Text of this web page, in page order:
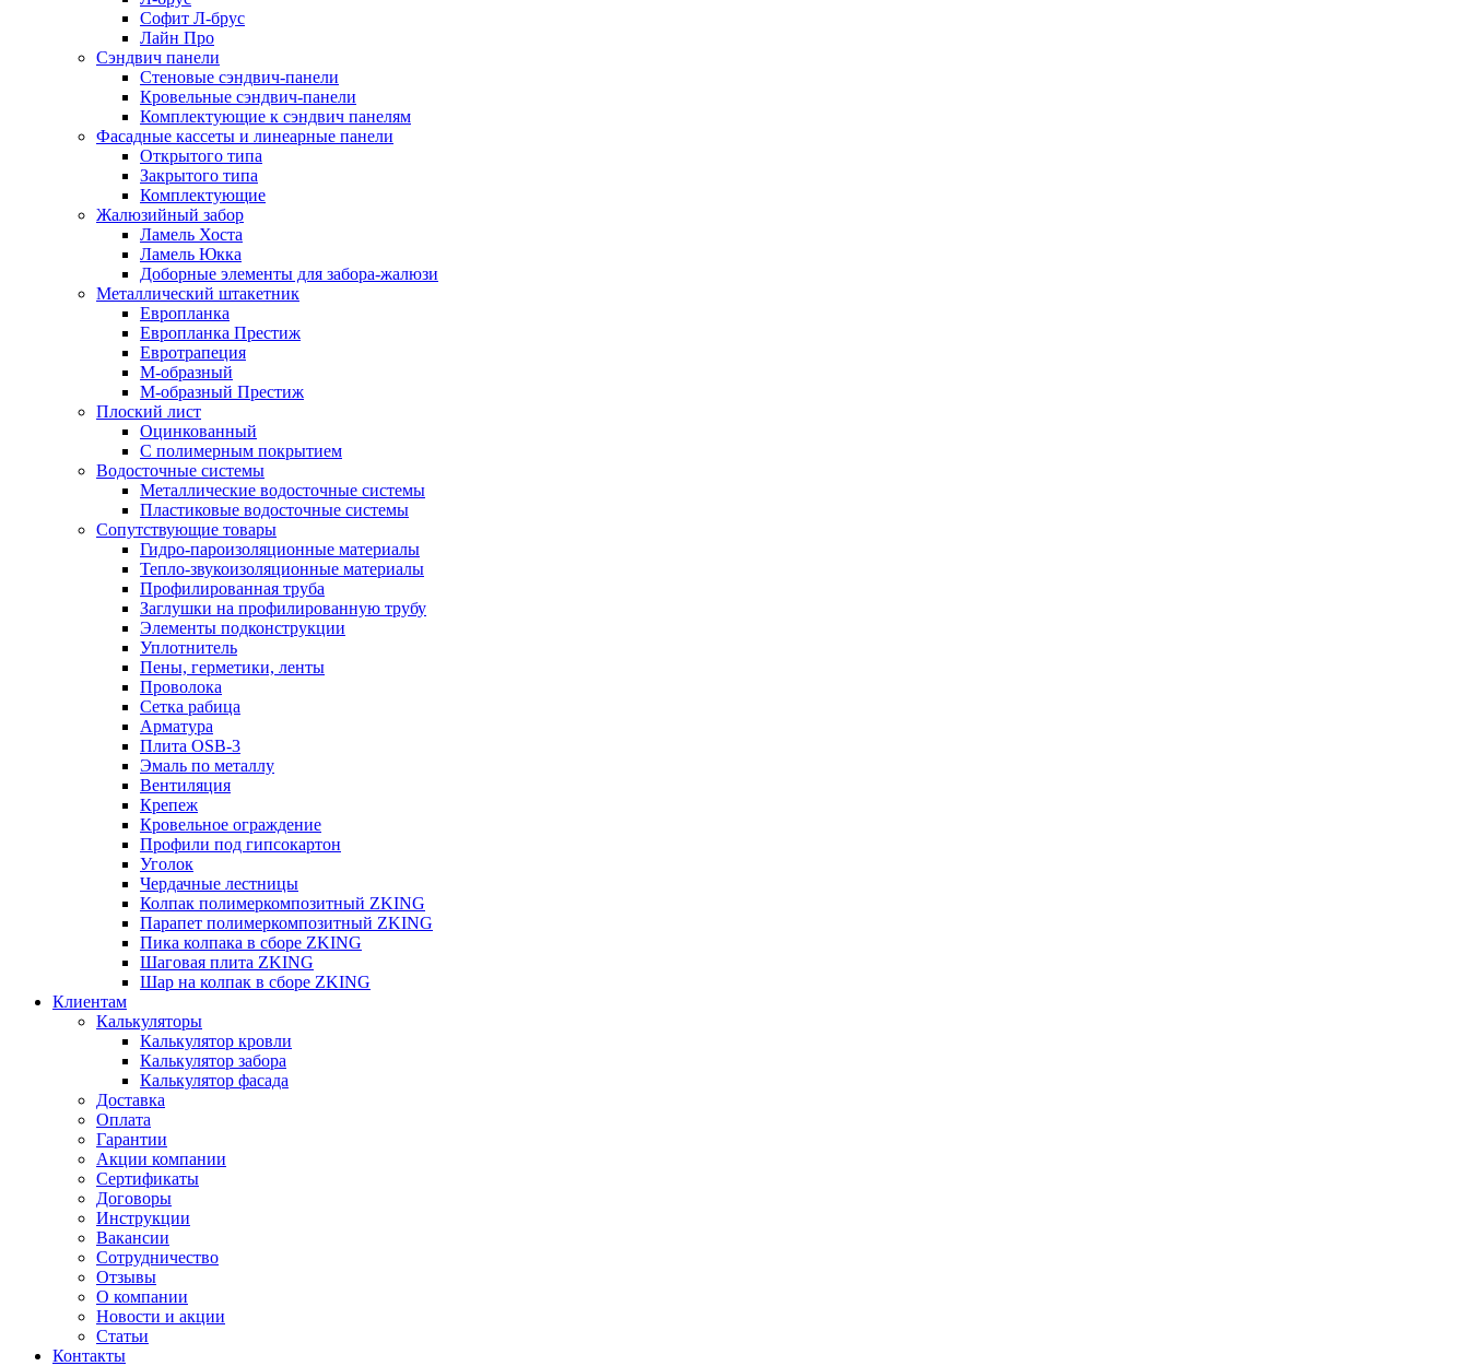
Софит Л-брус
Лайн Про
Сэндвич панели
Стеновые сэндвич-панели
Кровельные сэндвич-панели
Комплектующие к сэндвич панелям
Фасадные кассеты и линеарные панели
Открытого типа
Закрытого типа
Комплектующие
Жалюзийный забор
Ламель Хоста
Ламель Юкка
Доборные элементы для забора-жалюзи
Металлический штакетник
Европланка
Европланка Престиж
Евротрапеция
М-образный
М-образный Престиж
Плоский лист
Оцинкованный
С полимерным покрытием
Водосточные системы
Металлические водосточные системы
Пластиковые водосточные системы
Сопутствующие товары
Гидро-пароизоляционные материалы
Тепло-звукоизоляционные материалы
Профилированная труба
Заглушки на профилированную трубу
Элементы подконструкции
Уплотнитель
Пены, герметики, ленты
Проволока
Сетка рабица
Арматура
Плита OSB-3
Эмаль по металлу
Вентиляция
Крепеж
Кровельное ограждение
Профили под гипсокартон
Уголок
Чердачные лестницы
Колпак полимеркомпозитный ZKING
Парапет полимеркомпозитный ZKING
Пика колпака в сборе ZKING
Шаговая плита ZKING
Шар на колпак в сборе ZKING
Клиентам
Калькуляторы
Калькулятор кровли
Калькулятор забора
Калькулятор фасада
Доставка
Оплата
Гарантии
Акции компании
Сертификаты
Договоры
Инструкции
Вакансии
Сотрудничество
Отзывы
О компании
Новости и акции
Статьи
Контакты